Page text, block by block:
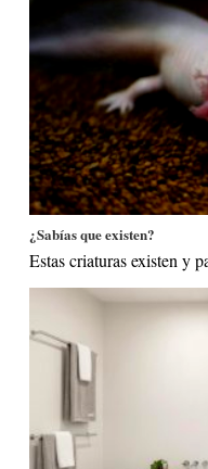
¿Sabías que existen?
Estas criaturas existen y